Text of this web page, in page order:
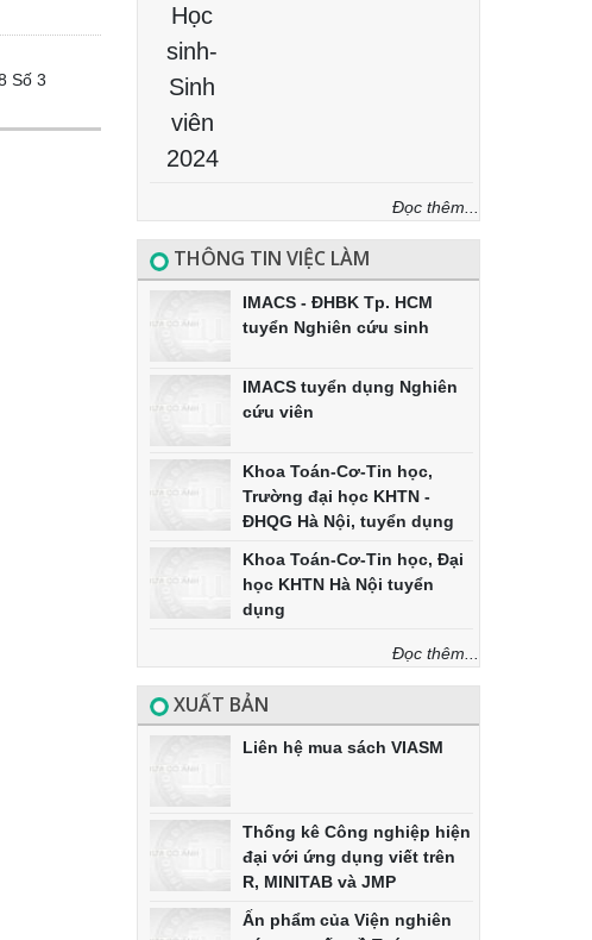
Số 3
Đọc thêm...
THÔNG TIN VIỆC LÀM
IMACS - ĐHBK Tp. HCM
tuyển Nghiên cứu sinh
IMACS tuyển dụng Nghiên
cứu viên
Khoa Toán-Cơ-Tin học,
Trường đại học KHTN -
ĐHQG Hà Nội, tuyển dụng
Khoa Toán-Cơ-Tin học, Đại
học KHTN Hà Nội tuyển
dụng
Đọc thêm...
XUẤT BẢN
Liên hệ mua sách VIASM
Thống kê Công nghiệp hiện
đại với ứng dụng viết trên
R, MINITAB và JMP
Ấn phẩm của Viện nghiên